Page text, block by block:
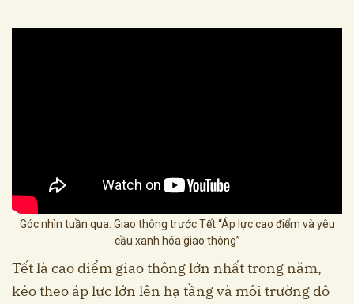
Góc nhìn tuần qua: Giao thông trước Tết “Áp lực cao điểm và yêu
cầu xanh hóa giao thông”
Tết là cao điểm giao thông lớn nhất trong năm,
kéo theo áp lực lớn lên hạ tầng và môi trường đô